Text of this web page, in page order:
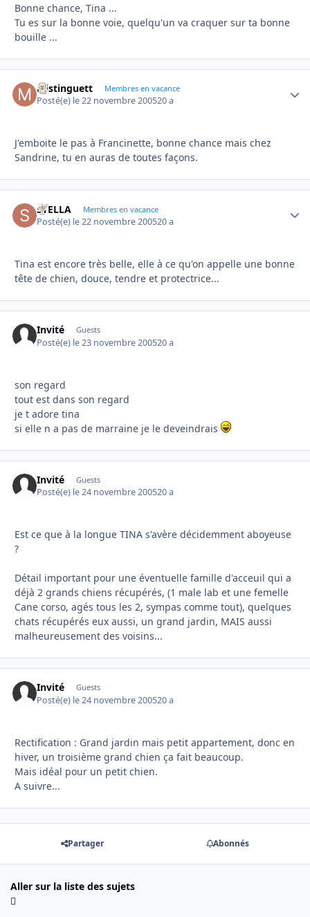
Bonne chance, Tina ...
Tu es sur la bonne voie, quelqu'un va craquer sur ta bonne
bouille ...
Mistinguett Membres en vacance
Posté(e) le 22 novembre 200520 a
J'emboite le pas à Francinette, bonne chance mais chez
Sandrine, tu en auras de toutes façons.
STELLA Membres en vacance
Posté(e) le 22 novembre 200520 a
Tina est encore très belle, elle à ce qu'on appelle une bonne
tête de chien, douce, tendre et protectrice...
Invité Guests
Posté(e) le 23 novembre 200520 a
son regard
tout est dans son regard
je t adore tina
si elle n a pas de marraine je le deveindrais
Invité Guests
Posté(e) le 24 novembre 200520 a
Est ce que à la longue TINA s'avère décidemment aboyeuse
?
Détail important pour une éventuelle famille d'acceuil qui a
déjà 2 grands chiens récupérés, (1 male lab et une femelle
Cane corso, agés tous les 2, sympas comme tout), quelques
chats récupérés eux aussi, un grand jardin, MAIS aussi
malheureusement des voisins...
Invité Guests
Posté(e) le 24 novembre 200520 a
Rectification : Grand jardin mais petit appartement, donc en
hiver, un troisième grand chien ça fait beaucoup.
Mais idéal pour un petit chien.
A suivre...
Partager Abonnés
Aller sur la liste des sujets